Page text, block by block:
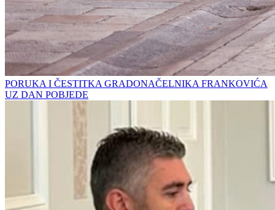
PORUKA I ČESTITKA GRADONAČELNIKA FRANKOVIĆA
UZ DAN POBJEDE